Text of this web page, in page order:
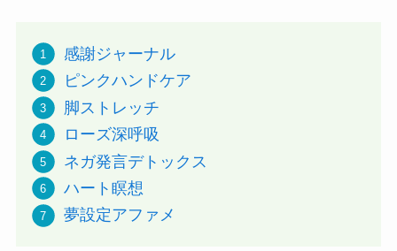
感謝ジャーナル
ピンクハンドケア
脚ストレッチ
ローズ深呼吸
ネガ発言デトックス
ハート瞑想
夢設定アファメ